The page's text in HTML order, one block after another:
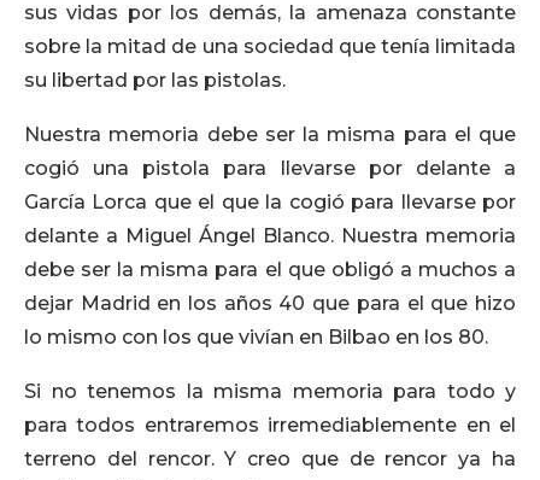
sus vidas por los demás, la amenaza constante
sobre la mitad de una sociedad que tenía limitada
su libertad por las pistolas.
Nuestra memoria debe ser la misma para el que
cogió una pistola para llevarse por delante a
García Lorca que el que la cogió para llevarse por
delante a Miguel Ángel Blanco. Nuestra memoria
debe ser la misma para el que obligó a muchos a
dejar Madrid en los años 40 que para el que hizo
lo mismo con los que vivían en Bilbao en los 80.
Si no tenemos la misma memoria para todo y
para todos entraremos irremediablemente en el
terreno del rencor. Y creo que de rencor ya ha